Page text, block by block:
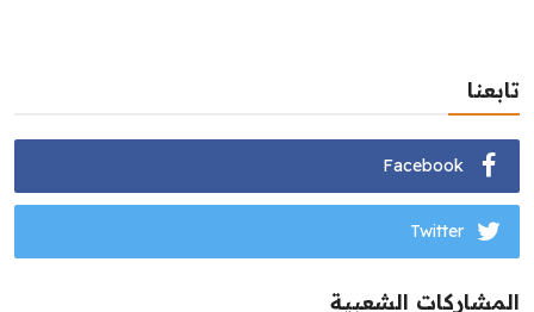
تابعنا
Facebook
Twitter
المشاركات الشعبية